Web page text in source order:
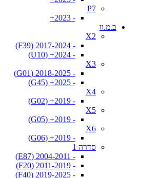
P7
- 2023+
ב.מ.וו
X2
- 2017-2024 (F39)
- 2024+ (U10)
X3
- 2018-2025 (G01)
- 2025+ (G45)
X4
- 2019+ (G02)
X5
- 2019+ (G05)
X6
- 2019+ (G06)
סדרה 1
- 2004-2011 (E87)
- 2011-2019 (F20)
- 2019-2025 (F40)